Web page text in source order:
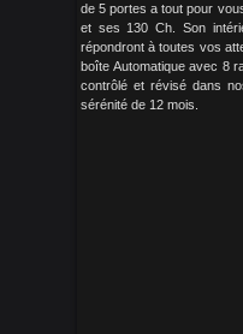
de 5 portes a tout pour
et ses 130 Ch. Son
répondront à toutes vos
boîte Automatique avec 8
contrôlé et révisé dans
sérénité de 12 mois.